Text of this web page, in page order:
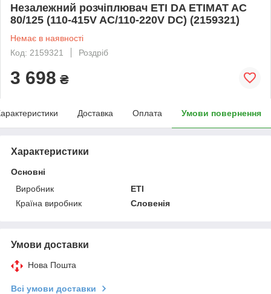
Незалежний розчіплювач ETI DA ETIMAT AC
80/125 (110-415V AC/110-220V DC) (2159321)
Немає в наявності
Код: 2159321
Роздріб
3 698 ₴
Доставка Оплата Умови повернення
Характеристики
Основні
Виробник
ETI
Країна виробник
Словенія
Умови доставки
Нова Пошта
Всі умови доставки